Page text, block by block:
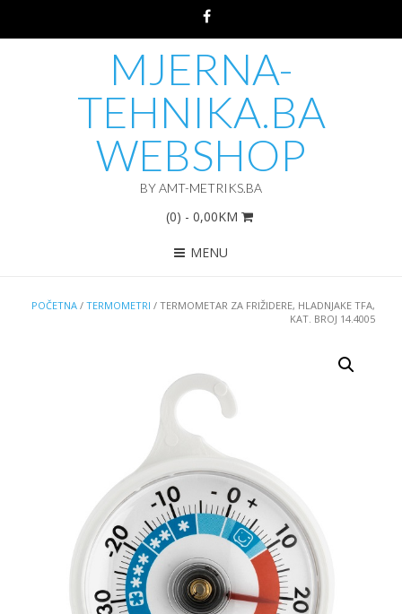
MJERNA-
TEHNIKA.BA
WEBSHOP
BY AMT-METRIKS.BA
(0) - 0,00KM
MENU
POČETNA / TERMOMETRI / TERMOMETAR ZA FRIŽIDERE, HLADNJAKE TFA,
KAT. BROJ 14.4005